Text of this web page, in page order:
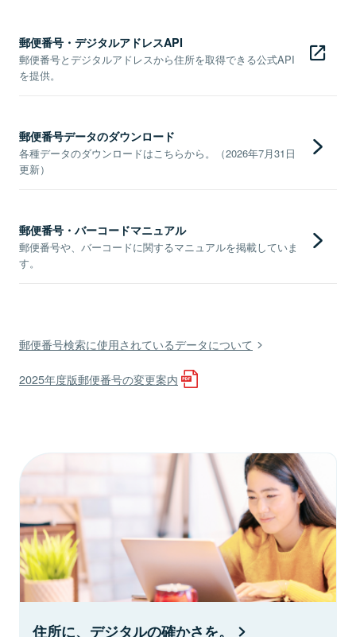
郵便番号・デジタルアドレスAPI
郵便番号とデジタルアドレスから住所を取得できる公式API
を提供。
郵便番号データのダウンロード
各種データのダウンロードはこちらから。（2026年7月31日
更新）
郵便番号・バーコードマニュアル
郵便番号や、バーコードに関するマニュアルを掲載していま
す。
郵便番号検索に使用されているデータについて
2025年度版郵便番号の変更案内
住所に、デジタルの確かさを。